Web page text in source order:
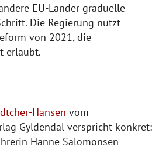
EU-Länder graduelle
Die Regierung nutzt
von 2021, die
erlaubt.
Hansen vom
Gyldendal verspricht konkret:
Hanne Salomonsen